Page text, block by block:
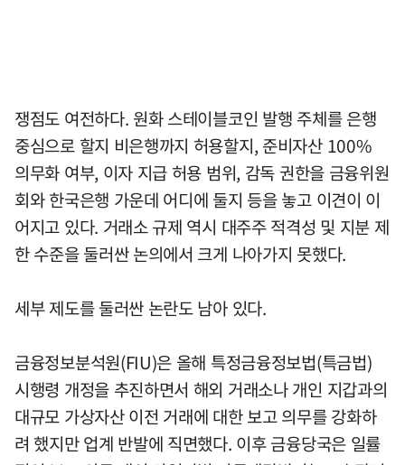
쟁점도 여전하다. 원화 스테이블코인 발행 주체를 은행
중심으로 할지 비은행까지 허용할지, 준비자산 100%
의무화 여부, 이자 지급 허용 범위, 감독 권한을 금융위원
회와 한국은행 가운데 어디에 둘지 등을 놓고 이견이 이
어지고 있다. 거래소 규제 역시 대주주 적격성 및 지분 제
한 수준을 둘러싼 논의에서 크게 나아가지 못했다.
세부 제도를 둘러싼 논란도 남아 있다.
금융정보분석원(FIU)은 올해 특정금융정보법(특금법)
시행령 개정을 추진하면서 해외 거래소나 개인 지갑과의
대규모 가상자산 이전 거래에 대한 보고 의무를 강화하
려 했지만 업계 반발에 직면했다. 이후 금융당국은 일률